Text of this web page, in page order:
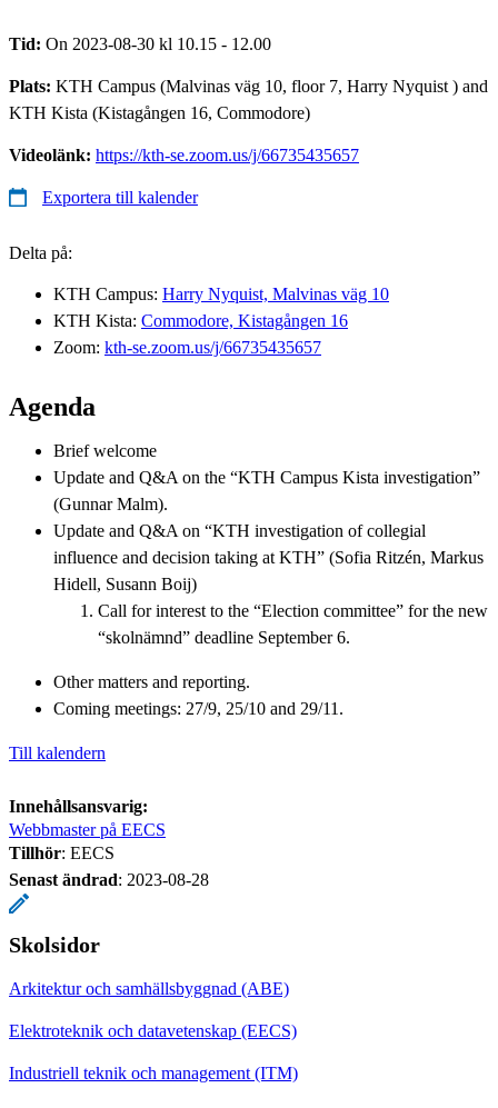
Tid: On 2023-08-30 kl 10.15 - 12.00
Plats: KTH Campus (Malvinas väg 10, floor 7, Harry Nyquist ) and
KTH Kista (Kistagången 16, Commodore)
Videolänk: https://kth-se.zoom.us/j/66735435657
Exportera till kalender
Delta på:
KTH Campus: Harry Nyquist, Malvinas väg 10
KTH Kista: Commodore, Kistagången 16
Zoom: kth-se.zoom.us/j/66735435657
Agenda
Brief welcome
Update and Q&A on the “KTH Campus Kista investigation”
(Gunnar Malm).
Update and Q&A on “KTH investigation of collegial
influence and decision taking at KTH” (Sofia Ritzén, Markus
Hidell, Susann Boij)
Call for interest to the “Election committee” for the new
“skolnämnd” deadline September 6.
Other matters and reporting.
Coming meetings: 27/9, 25/10 and 29/11.
Till kalendern
Innehållsansvarig:
Webbmaster på EECS
Tillhör: EECS
Senast ändrad: 2023-08-28
Skolsidor
Arkitektur och samhällsbyggnad (ABE)
Elektroteknik och datavetenskap (EECS)
Industriell teknik och management (ITM)